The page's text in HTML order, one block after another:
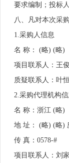
要求编制；投标
八、凡对本次采
1.采购人信息
名 称： (略) (略)
项目联系人：王
质疑联系人：叶
2.采购代理机构
名 称：浙江 (略)
地 址： (略) (略)
传 真：0578-#
项目联系人：刘